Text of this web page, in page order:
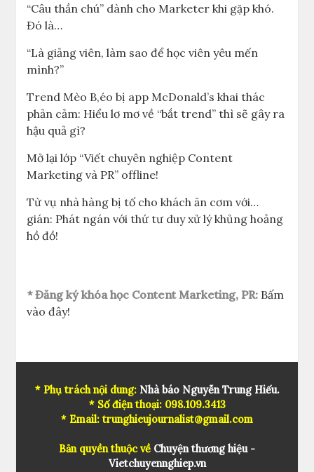
“Câu thần chú” dành cho Marketer khi gặp khó.
Đó là…
“Là giảng viên, làm sao để học viên yêu mến
mình?”
Trend Mèo B,éo bị app McDonald’s khai thác
phản cảm: Hiểu lơ mơ về “bắt trend” thì sẽ gây ra
hậu quả gì?
Mở lại lớp “Viết chuyên nghiệp Content
Marketing và PR” offline!
Từ vụ nhà hàng bị tố cho khách ăn cơm với…
gián: Phát ngán với thứ tư duy xử lý khủng hoảng
hồ đồ!
* Đăng ký khóa học Content Marketing, PR: Bấm
vào đây!
* Phụ trách nội dung: Nhà báo Nguyễn Trung Hiếu.
* Số điện thoại: 098.109.3413
* Email: trunghieujournalist@gmail.com
Bản quyền thuộc về Chuyện thương hiệu -
Vietchuyennghiep.vn